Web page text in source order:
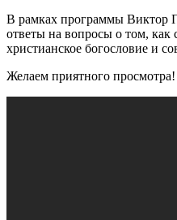
В рамках программы Виктор
ответы на вопросы о том, как
христианское богословие и
Желаем приятного просмотра!